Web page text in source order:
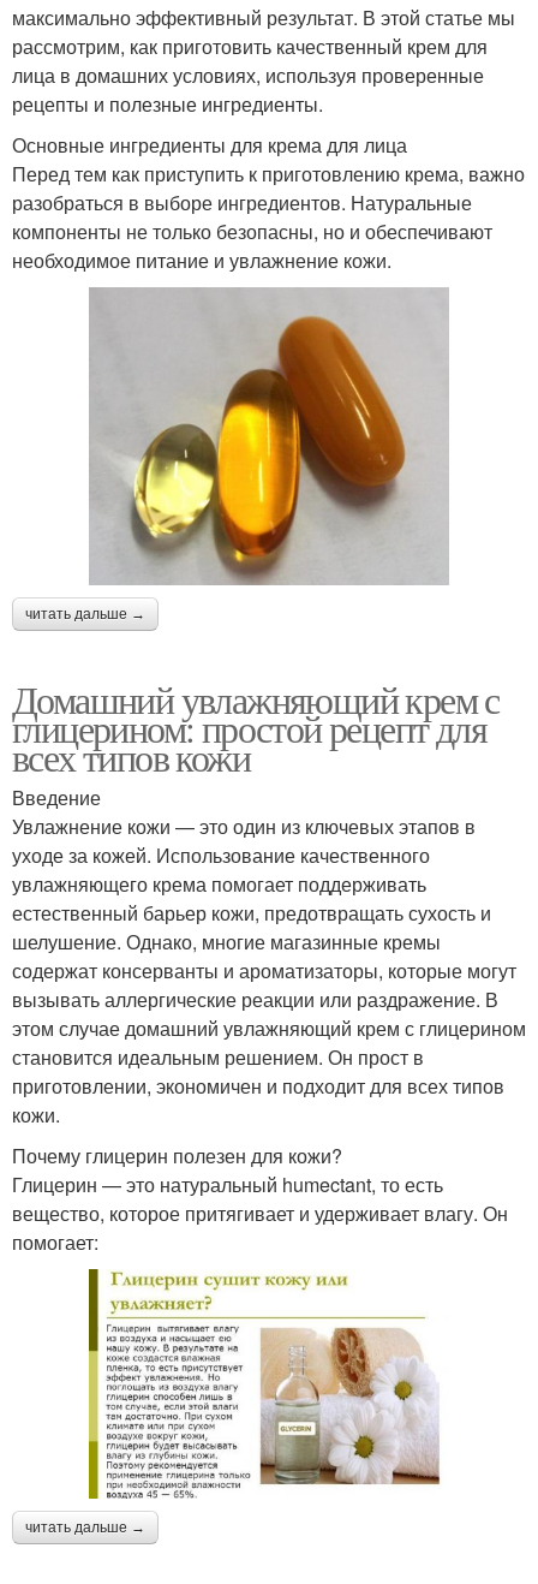
максимально эффективный результат. В этой статье мы
рассмотрим, как приготовить качественный крем для
лица в домашних условиях, используя проверенные
рецепты и полезные ингредиенты.
Основные ингредиенты для крема для лица
Перед тем как приступить к приготовлению крема, важно
разобраться в выборе ингредиентов. Натуральные
компоненты не только безопасны, но и обеспечивают
необходимое питание и увлажнение кожи.
читать дальше →
Домашний увлажняющий крем с
глицерином: простой рецепт для
всех типов кожи
Введение
Увлажнение кожи — это один из ключевых этапов в
уходе за кожей. Использование качественного
увлажняющего крема помогает поддерживать
естественный барьер кожи, предотвращать сухость и
шелушение. Однако, многие магазинные кремы
содержат консерванты и ароматизаторы, которые могут
вызывать аллергические реакции или раздражение. В
этом случае домашний увлажняющий крем с глицерином
становится идеальным решением. Он прост в
приготовлении, экономичен и подходит для всех типов
кожи.
Почему глицерин полезен для кожи?
Глицерин — это натуральный humectant, то есть
вещество, которое притягивает и удерживает влагу. Он
помогает:
читать дальше →